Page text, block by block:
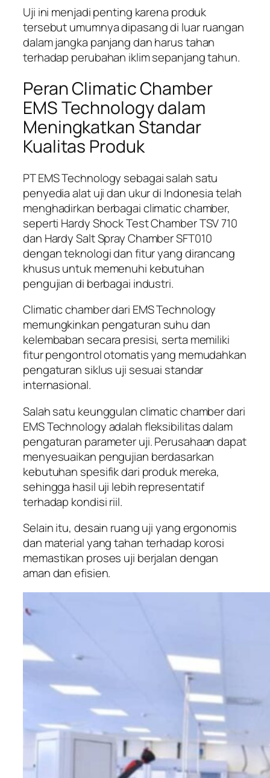
Uji ini menjadi penting karena produk
tersebut umumnya dipasang di luar ruangan
dalam jangka panjang dan harus tahan
terhadap perubahan iklim sepanjang tahun.
Peran Climatic Chamber
EMS Technology dalam
Meningkatkan Standar
Kualitas Produk
PT EMS Technology sebagai salah satu
penyedia alat uji dan ukur di Indonesia telah
menghadirkan berbagai climatic chamber,
seperti Hardy Shock Test Chamber TSV 710
dan Hardy Salt Spray Chamber SFT010
dengan teknologi dan fitur yang dirancang
khusus untuk memenuhi kebutuhan
pengujian di berbagai industri.
Climatic chamber dari EMS Technology
memungkinkan pengaturan suhu dan
kelembaban secara presisi, serta memiliki
fitur pengontrol otomatis yang memudahkan
pengaturan siklus uji sesuai standar
internasional.
Salah satu keunggulan climatic chamber dari
EMS Technology adalah fleksibilitas dalam
pengaturan parameter uji. Perusahaan dapat
menyesuaikan pengujian berdasarkan
kebutuhan spesifik dari produk mereka,
sehingga hasil uji lebih representatif
terhadap kondisi riil.
Selain itu, desain ruang uji yang ergonomis
dan material yang tahan terhadap korosi
memastikan proses uji berjalan dengan
aman dan efisien.